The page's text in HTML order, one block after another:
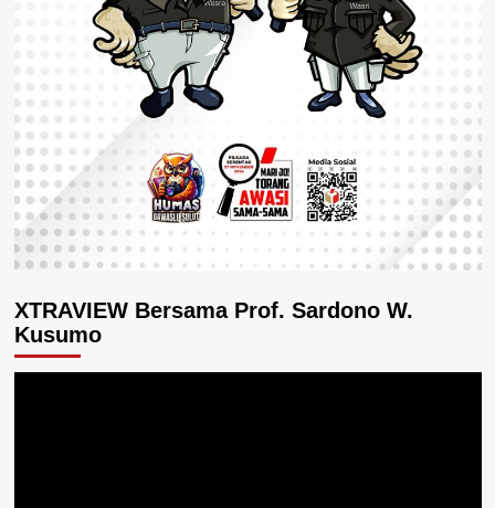
XTRAVIEW Bersama Prof. Sardono W.
Kusumo